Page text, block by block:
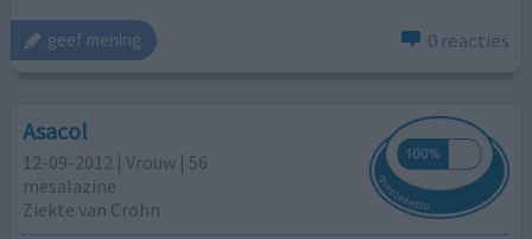
geef mening 0 reacties
Asacol
12-09-2012 | Vrouw | 56
mesalazine
Ziekte van Crohn